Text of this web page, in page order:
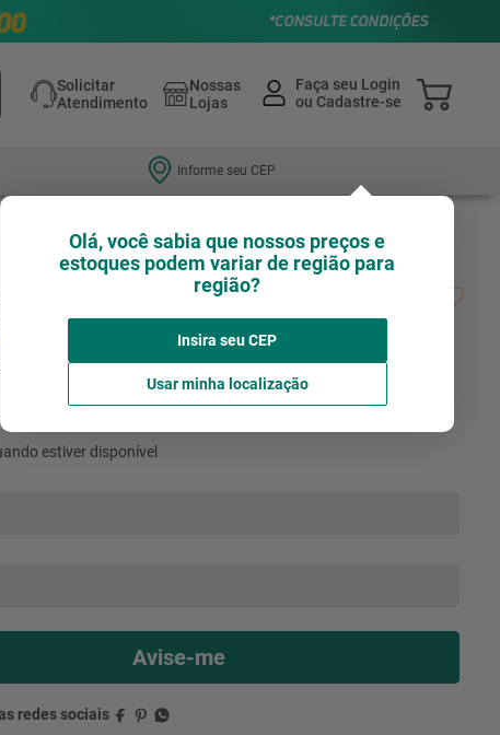
Solicitar
Atendimento
Nossas
Lojas
Informe seu CEP
Olá, você sabia que nossos preços e
estoques podem variar de região para
região?
Insira seu CEP
Usar minha localização
com 1 Porta Basculante e 4 Gavetas
Branco 120CM - Nesher
NESHER
está disponível no momento
estiver disponível